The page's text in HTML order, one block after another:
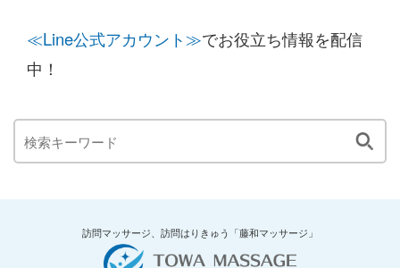
≪Line公式アカウント≫でお役立ち情報を配信
中！
訪問マッサージ、訪問はりきゅう「藤和マッサージ」